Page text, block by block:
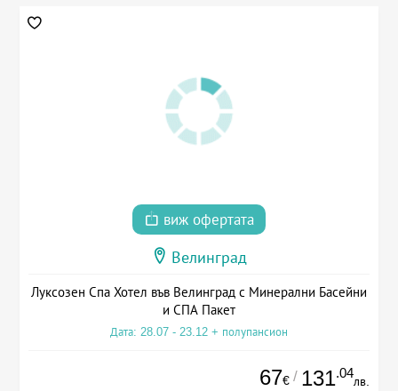
виж офертата
Велинград
Луксозен Спа Хотел във Велинград с Минерални Басейни
и СПА Пакет
Дата: 28.07 - 23.12 + полупансион
67€ / 131.04
лв.